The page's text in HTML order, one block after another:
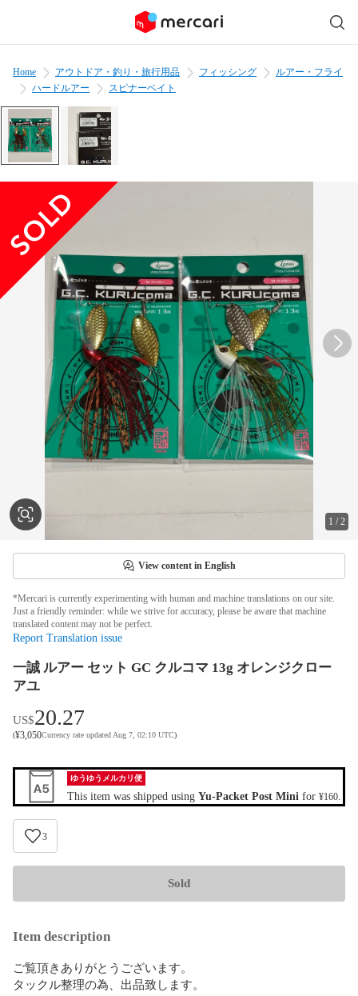
Home アウトドア・釣り・旅行用品 フィッシング
ルアー・フライ
ハードルアー
スピナーベイト
1 /2
View content in English
*Mercari is currently experimenting with human and machine translations on our site.
Just a friendly reminder: while we strive for accuracy, please be aware that machine
translated content may not be perfect.
Report Translation issue
一誠 ルアー セット GC クルコマ 13g オレンジクロー
アユ
US$20.27
(¥3,050Currency rate updated Aug 7, 02:10 UTC)
ゆうゆうメルカリ便
This item was shipped using Yu-Packet Post Mini for ¥160
3
Sold
Item description
ご覧頂きありがとうございます。
タックル整理の為、出品致します。